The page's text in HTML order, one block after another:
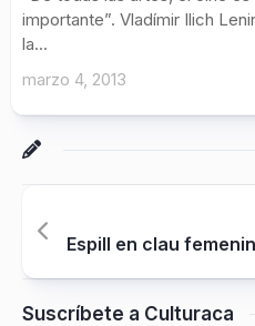
importante”. Vladímir Ilich
la...
marzo 4, 2013
Espill en clau
Suscríbete a Culturaca